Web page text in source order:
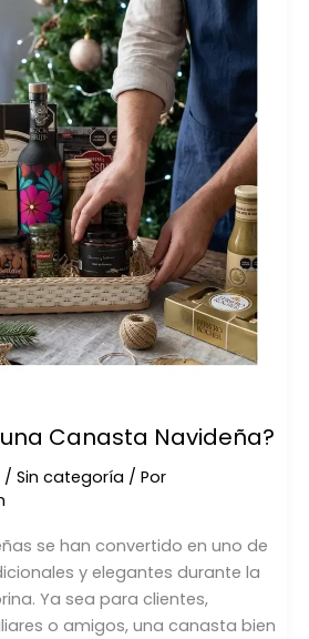
Canasta Navideña?
/ Sin categoría / Por
se han convertido en uno de
y elegantes durante la
Ya sea para clientes,
o amigos, una canasta bien